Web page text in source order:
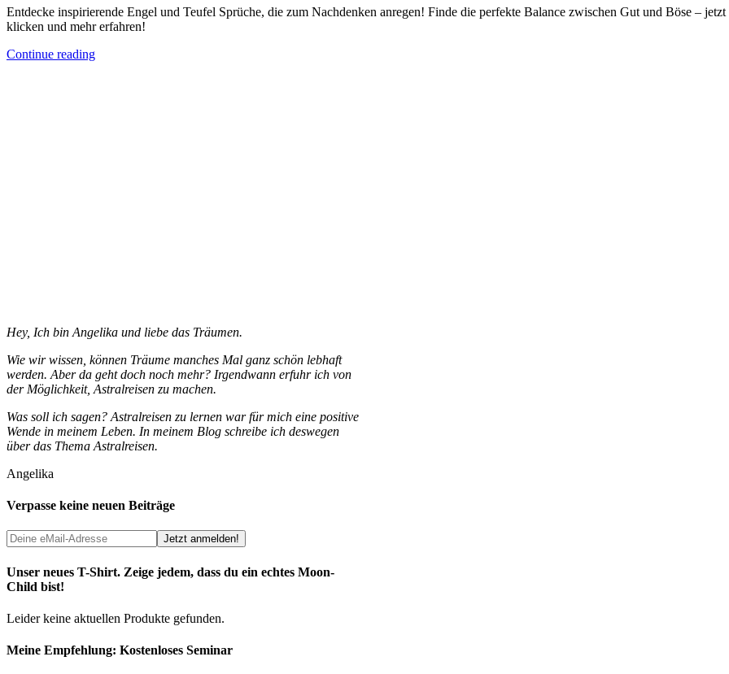
Entdecke inspirierende Engel und Teufel Sprüche, die zum Nachdenken anregen! Finde die perfekte Balance zwischen Gut und Böse – jetzt
klicken und mehr erfahren!
Continue reading
Hey, Ich bin Angelika und liebe das Träumen.
Wie wir wissen, können Träume manches Mal ganz schön lebhaft
werden. Aber da geht doch noch mehr? Irgendwann erfuhr ich von
der Möglichkeit, Astralreisen zu machen.
Was soll ich sagen? Astralreisen zu lernen war für mich eine positive
Wende in meinem Leben. In meinem Blog schreibe ich deswegen
über das Thema Astralreisen.
Angelika
Verpasse keine neuen Beiträge
Unser neues T-Shirt. Zeige jedem, dass du ein echtes Moon-
Child bist!
Leider keine aktuellen Produkte gefunden.
Meine Empfehlung: Kostenloses Seminar